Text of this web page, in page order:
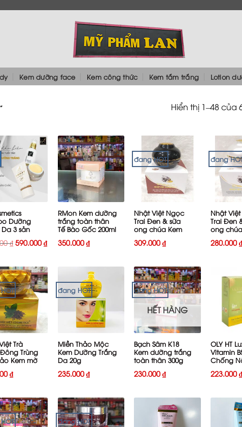
Kem dưỡng face Kem công thức Kem tắm trắng Lotion
Hiển thị 1–48 của
Dưỡng
3 sản
₫ Giá
gốc
590.000₫Giá
hiện
590.000 ₫.
+
RMon Kem dưỡng
trắng toàn thân
Tế Bào Gốc 200ml
350.000₫
đang HOT
+
Nhật Việt Ngọc
Trai Đen & sữa
ong chúa Kem
đồi mồi cao cấp
309.000₫
đang
Nhật
Trai Đen
ong
cao cấp
280.000₫
Trà
Trùng
Kem mờ
₫
đang HOT
Miền Thảo Mộc
Kem Dưỡng Trắng
Da 20g
235.000₫
đang HOT
+
HẾT HÀNG
Bạch Sâm K18
Kem dưỡng trắng
toàn thân 300g
230.000₫
+
OLY HT
Vitamin
Chống
223.000₫
đang HOT